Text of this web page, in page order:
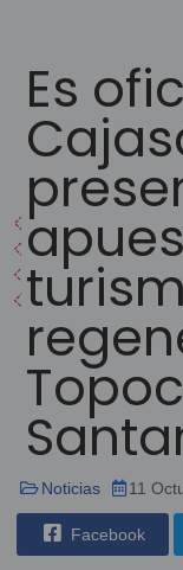
Es
Noticias 11
Facebook